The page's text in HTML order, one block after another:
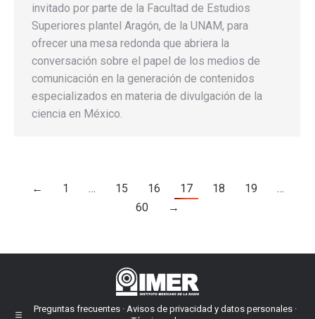
invitado por parte de la Facultad de Estudios
Superiores plantel Aragón, de la UNAM, para
ofrecer una mesa redonda que abriera la
conversación sobre el papel de los medios de
comunicación en la generación de contenidos
especializados en materia de divulgación de la
ciencia en México.
← 1 … 15 16 17 18 19
…
60
→
Preguntas frecuentes · Avisos de privacidad y datos personales ·